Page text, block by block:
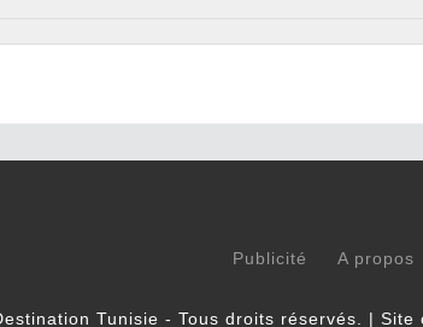
Publicité A propos
Tunisie - Tous droits réservés. |